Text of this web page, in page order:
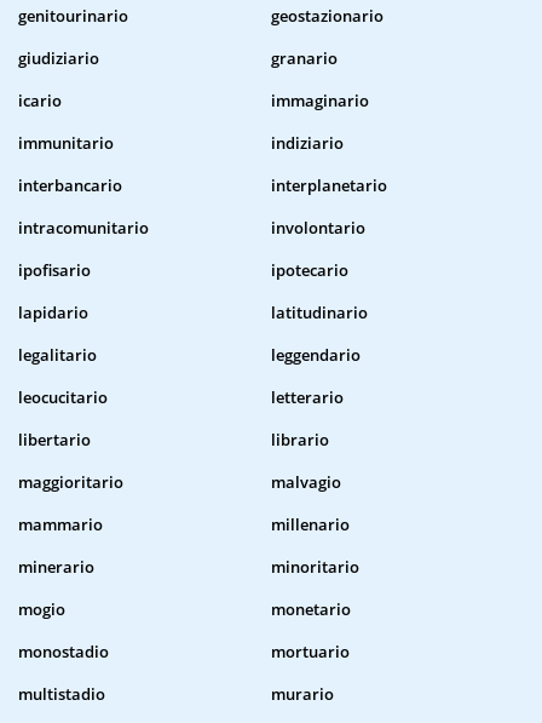
genitourinario
geostazionario
giudiziario
granario
icario
immaginario
immunitario
indiziario
interbancario
interplanetario
intracomunitario
involontario
ipofisario
ipotecario
lapidario
latitudinario
legalitario
leggendario
leocucitario
letterario
libertario
librario
maggioritario
malvagio
mammario
millenario
minerario
minoritario
mogio
monetario
monostadio
mortuario
multistadio
murario